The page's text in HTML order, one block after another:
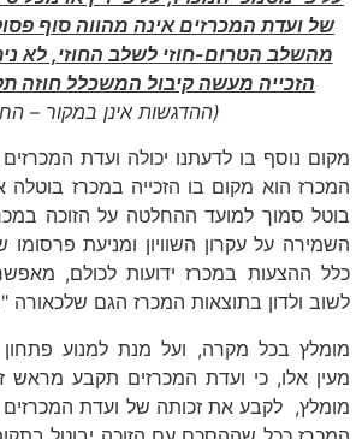
של ועדת המכרזים אינה מהווה סוף
מהשלב הטרום-חוזי לשלב החוזי, לא
הזכייה מעשה קיבול המשכלל חוזה
(ההדגשות אינן במקור –
מקום נוסף בו לדעתנו יכולה ועדת
המכרז הוא מקום בו הזכייה במכרז בוטלה
בוטל סמוך למועד ההחלטה על הזוכה
השמירה על עקרון השוויון ומניעת
כלל ההצעות במכרז ידועות לכולם,
לשוב ולדון בתוצאות המכרז הגם שלכאורה
מומלץ בכל מקרה, ועל מנת למנוע
מעין אלו, כי ועדת המכרזים תקבע מראש
מומלץ, לקבע את זכותה של ועדת המכרזים